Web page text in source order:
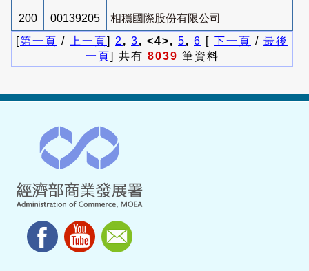
200 00139205
相穩國際股份有限公司
[第一頁 / 上一頁] 2 , 3, <4>, 5, 6 [ 下一頁 / 最後
一頁] 共有 8039 筆資料